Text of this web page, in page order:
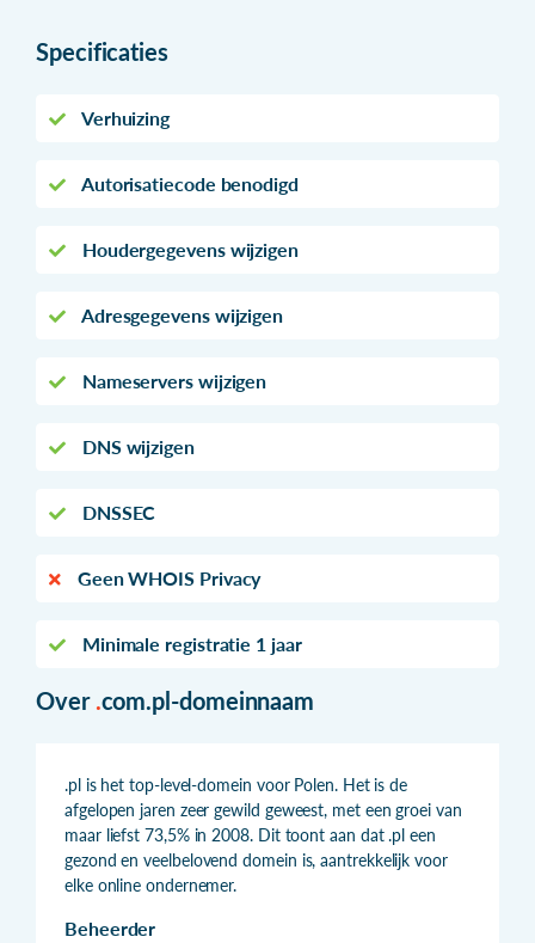
Specificaties
Verhuizing
Autorisatiecode benodigd
Houdergegevens wijzigen
Adresgegevens wijzigen
Nameservers wijzigen
DNS wijzigen
DNSSEC
Geen WHOIS Privacy
Minimale registratie 1 jaar
Over .com.pl-domeinnaam
.pl is het top-level-domein voor Polen. Het is de
afgelopen jaren zeer gewild geweest, met een groei van
maar liefst 73,5% in 2008. Dit toont aan dat .pl een
gezond en veelbelovend domein is, aantrekkelijk voor
elke online ondernemer.
Beheerder